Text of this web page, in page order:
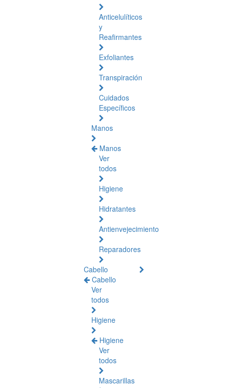
Anticelulíticos
y
Reafirmantes
Exfoliantes
Transpiración
Cuidados
Específicos
Manos
Manos
Ver
todos
Higiene
Hidratantes
Antienvejecimiento
Reparadores
Cabello
Cabello
Ver
todos
Higiene
Higiene
Ver
todos
Mascarillas